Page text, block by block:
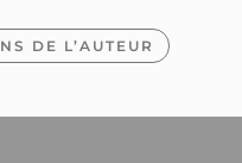
: 70 trouvailles à
DE L’AUTEUR